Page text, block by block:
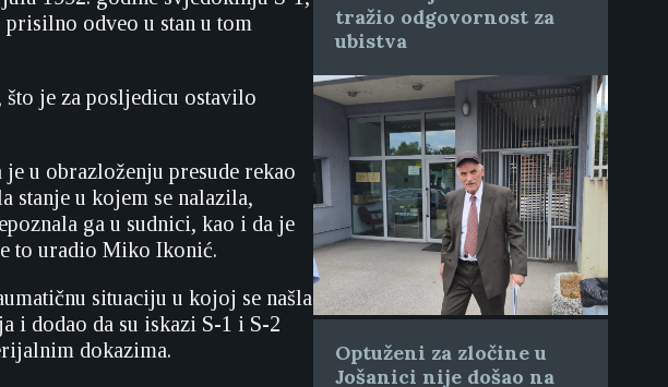
odveo u stan u tom
što je za posljedicu ostavilo
u obrazloženju presude rekao
stanje u kojem se nalazila,
ga u sudnici, kao i da je
to uradio Miko Ikonić.
situaciju u kojoj se našla
i dodao da su iskazi S-1 i S-2
dokazima.
tražio odgovornost za
ubistva
Optuženi za zločine u
Jošanici nije došao na